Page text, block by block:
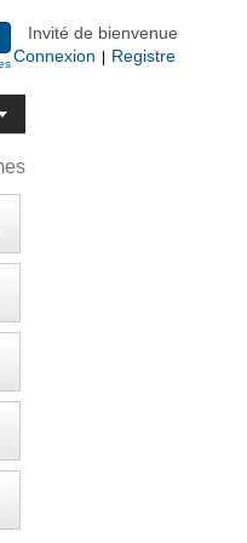
Invité de bienvenue
Connexion
Registre